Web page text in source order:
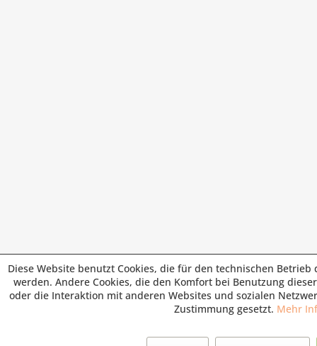
Diese Website benutzt Cookies, die für den technischen
werden. Andere Cookies, die den Komfort bei Benutzung
oder die Interaktion mit anderen Websites und sozialen
Zustimmung gesetzt. Mehr